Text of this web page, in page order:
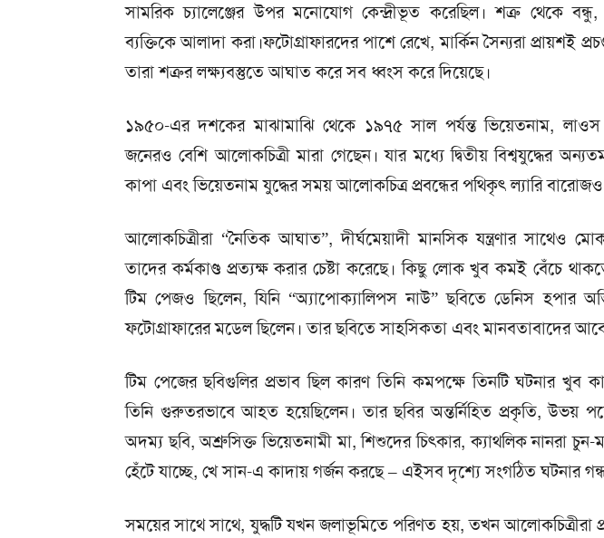
সামরিক চ্যালেঞ্জের উপর মনোযোগ কেন্দ্রীভূত করেছিল। শত্রু থেকে বন্ধু,
ব্যক্তিকে আলাদা করা।ফটোগ্রাফারদের পাশে রেখে, মার্কিন সৈন্যরা প্রায়শই
তারা শত্রুর লক্ষ্যবস্তুতে আঘাত করে সব ধ্বংস করে দিয়েছে।
১৯৫০-এর দশকের মাঝামাঝি থেকে ১৯৭৫ সাল পর্যন্ত ভিয়েতনাম,
জনেরও বেশি আলোকচিত্রী মারা গেছেন। যার মধ্যে দ্বিতীয় বিশ্বযুদ্ধের অন্যতম
কাপা এবং ভিয়েতনাম যুদ্ধের সময় আলোকচিত্র প্রবন্ধের পথিকৃৎ ল্যারি
আলোকচিত্রীরা “নৈতিক আঘাত”, দীর্ঘমেয়াদী মানসিক যন্ত্রণার সাথেও
তাদের কর্মকাণ্ড প্রত্যক্ষ করার চেষ্টা করেছে। কিছু লোক খুব কমই বেঁচে
টিম পেজও ছিলেন, যিনি “অ্যাপোক্যালিপস নাউ” ছবিতে ডেনিস হপার
ফটোগ্রাফারের মডেল ছিলেন। তার ছবিতে সাহসিকতা এবং মানবতাবাদের
টিম পেজের ছবিগুলির প্রভাব ছিল কারণ তিনি কমপক্ষে তিনটি ঘটনার খুব
তিনি গুরুতরভাবে আহত হয়েছিলেন। তার ছবির অন্তর্নিহিত প্রকৃতি, উভয়
অদম্য ছবি, অশ্রুসিক্ত ভিয়েতনামী মা, শিশুদের চিৎকার, ক্যাথলিক নানরা
হেঁটে যাচ্ছে, খে সান-এ কাদায় গর্জন করছে – এইসব দৃশ্যে সংগঠিত ঘটনার
সময়ের সাথে সাথে, যুদ্ধটি যখন জলাভূমিতে পরিণত হয়, তখন আলোকচিত্রীরা